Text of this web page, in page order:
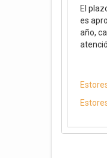
El
es
año,